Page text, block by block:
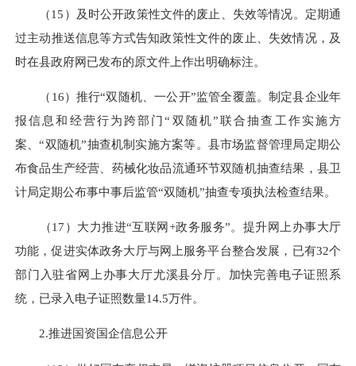
（15）及时公开政策性文件的废止、失效等情况。定期通
过主动推送信息等方式告知政策性文件的废止、失效情况，及
时在县政府网已发布的原文件上作出明确标注。
（16）推行“双随机、一公开”监管全覆盖。制定县企业年
报信息和经营行为跨部门“双随机”联合抽查工作实施方
案、“双随机”抽查机制实施方案等。县市场监督管理局定期公
布食品生产经营、药械化妆品流通环节双随机抽查结果，县卫
计局定期公布事中事后监管“双随机”抽查专项执法检查结果。
（17）大力推进“互联网+政务服务”。提升网上办事大厅
功能，促进实体政务大厅与网上服务平台整合发展，已有32个
部门入驻省网上办事大厅尤溪县分厅。加快完善电子证照系
统，已录入电子证照数量14.5万件。
2.推进国资国企信息公开